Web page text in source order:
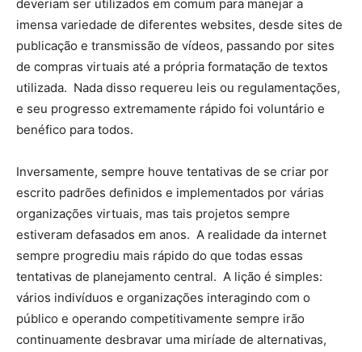
deveriam ser utilizados em comum para manejar a
imensa variedade de diferentes websites, desde sites de
publicação e transmissão de vídeos, passando por sites
de compras virtuais até a própria formatação de textos
utilizada. Nada disso requereu leis ou regulamentações,
e seu progresso extremamente rápido foi voluntário e
benéfico para todos.
Inversamente, sempre houve tentativas de se criar por
escrito padrões definidos e implementados por várias
organizações virtuais, mas tais projetos sempre
estiveram defasados em anos. A realidade da internet
sempre progrediu mais rápido do que todas essas
tentativas de planejamento central. A lição é simples:
vários indivíduos e organizações interagindo com o
público e operando competitivamente sempre irão
continuamente desbravar uma miríade de alternativas,